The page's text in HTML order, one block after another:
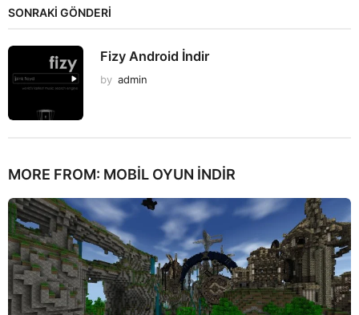
SONRAKİ GÖNDERİ
Fizy Android İndir
by admin
MORE FROM: MOBIL OYUN INDIR